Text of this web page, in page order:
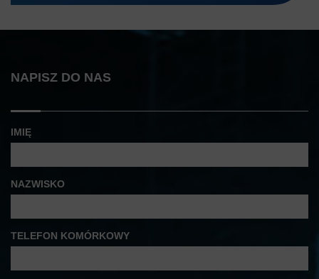
NAPISZ DO NAS
IMIĘ
NAZWISKO
TELEFON KOMÓRKOWY